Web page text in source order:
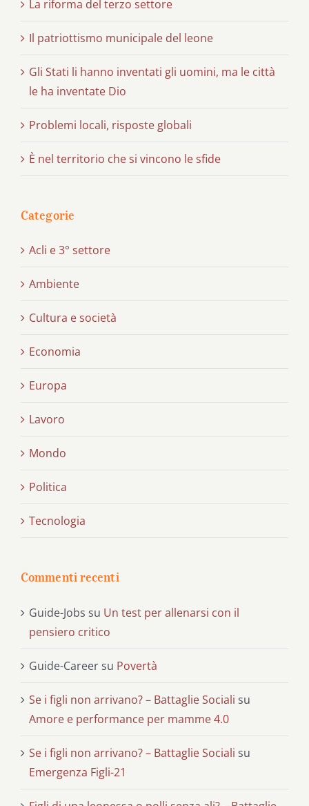
La riforma del terzo settore
Il patriottismo municipale del leone
Gli Stati li hanno inventati gli uomini, ma le città
le ha inventate Dio
Problemi locali, risposte globali
È nel territorio che si vincono le sfide
Categorie
Acli e 3° settore
Ambiente
Cultura e società
Economia
Europa
Lavoro
Mondo
Politica
Tecnologia
Commenti recenti
Guide-Jobs su Un test per allenarsi con il
pensiero critico
Guide-Career su Povertà
Se i figli non arrivano? – Battaglie Sociali su
Amore e performance per mamme 4.0
Se i figli non arrivano? – Battaglie Sociali su
Emergenza Figli-21